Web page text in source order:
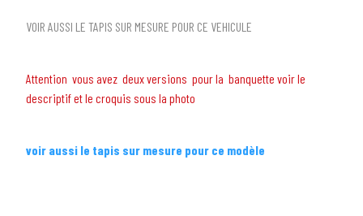
VOIR AUSSI LE TAPIS SUR MESURE POUR CE VEHICULE
Attention vous avez deux versions pour la banquette voir le
descriptif et le croquis sous la photo
voir aussi le tapis sur mesure pour ce modèle